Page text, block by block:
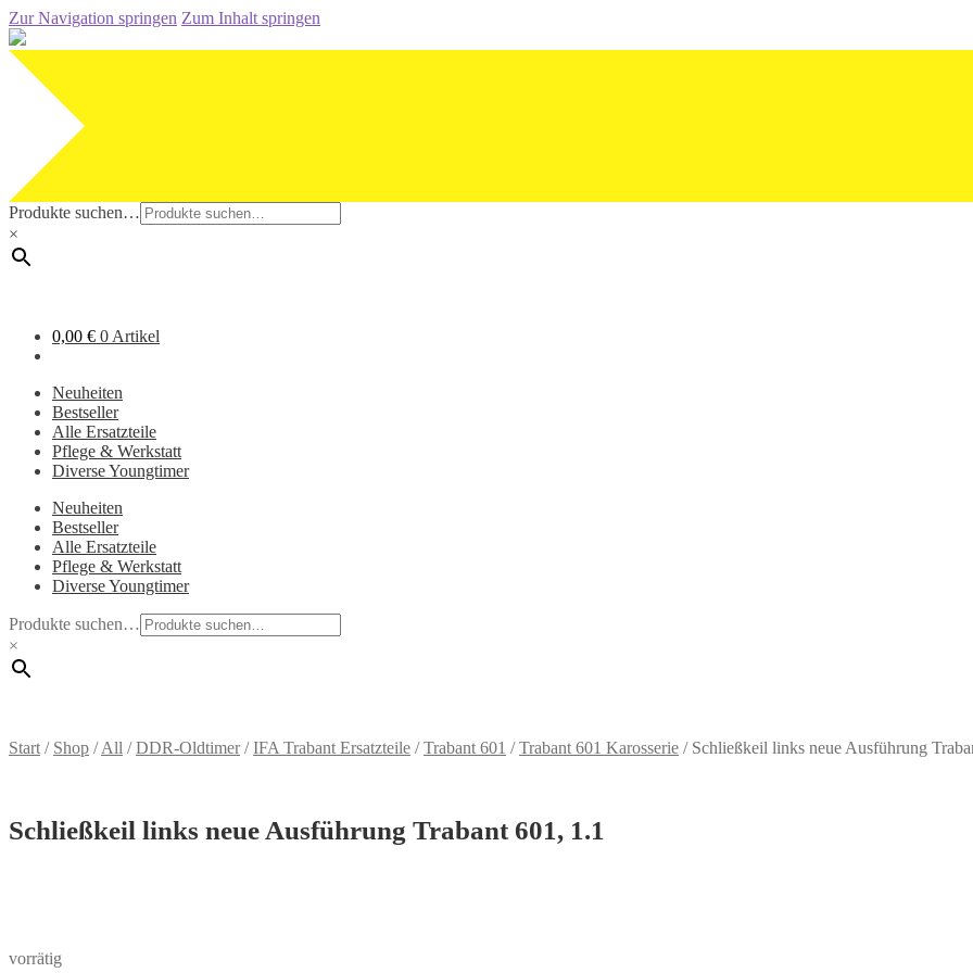
Zur Navigation springen Zum Inhalt springen
Produkte suchen…
×
0,00 € 0 Artikel
Neuheiten
Bestseller
Alle Ersatzteile
Pflege & Werkstatt
Diverse Youngtimer
Neuheiten
Bestseller
Alle Ersatzteile
Pflege & Werkstatt
Diverse Youngtimer
Produkte suchen…
×
Start / Shop /All /DDR-Oldtimer/IFA Trabant Ersatzteile /Trabant 601 /Trabant 601 Karosserie / Schließkeil links neue Ausführung
Schließkeil links neue Ausführung Trabant 601, 1.1
vorrätig